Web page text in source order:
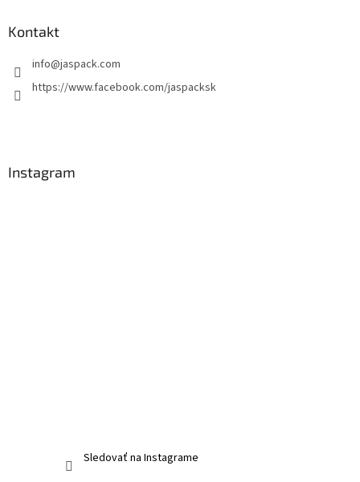
Kontakt
info@jaspack.com
https://www.facebook.com/jaspacksk
Instagram
Sledovať na Instagrame